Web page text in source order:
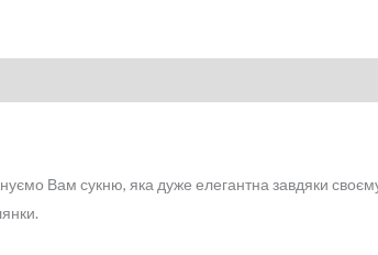
Вам сукню, яка дуже елегантна завдяки